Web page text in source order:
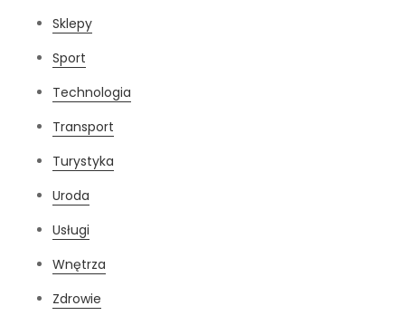
Sklepy
Sport
Technologia
Transport
Turystyka
Uroda
Usługi
Wnętrza
Zdrowie